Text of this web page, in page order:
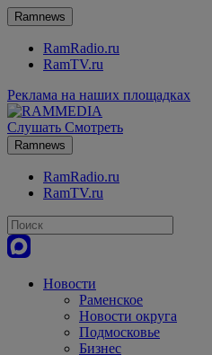
Ramnews
RamRadio.ru
RamTV.ru
Реклама на наших площадках
Слушать Смотреть
Ramnews
RamRadio.ru
RamTV.ru
Новости
Раменское
Новости округа
Подмосковье
Бизнес